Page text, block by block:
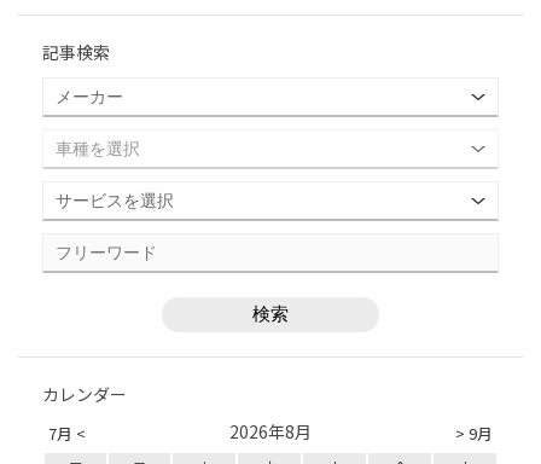
記事検索
カレンダー
7月 < > 9月
2026年8月